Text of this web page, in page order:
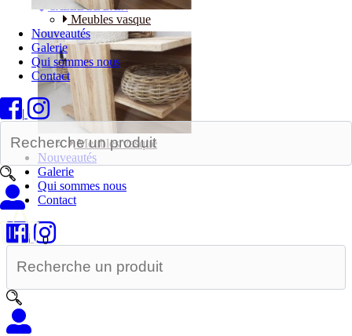
Meubles vasque
Nouveautés
Galerie
Qui sommes nous
Contact
|
0
SALLE DE BAIN
Meubles vasque
Nouveautés
Galerie
Qui sommes nous
Contact
|